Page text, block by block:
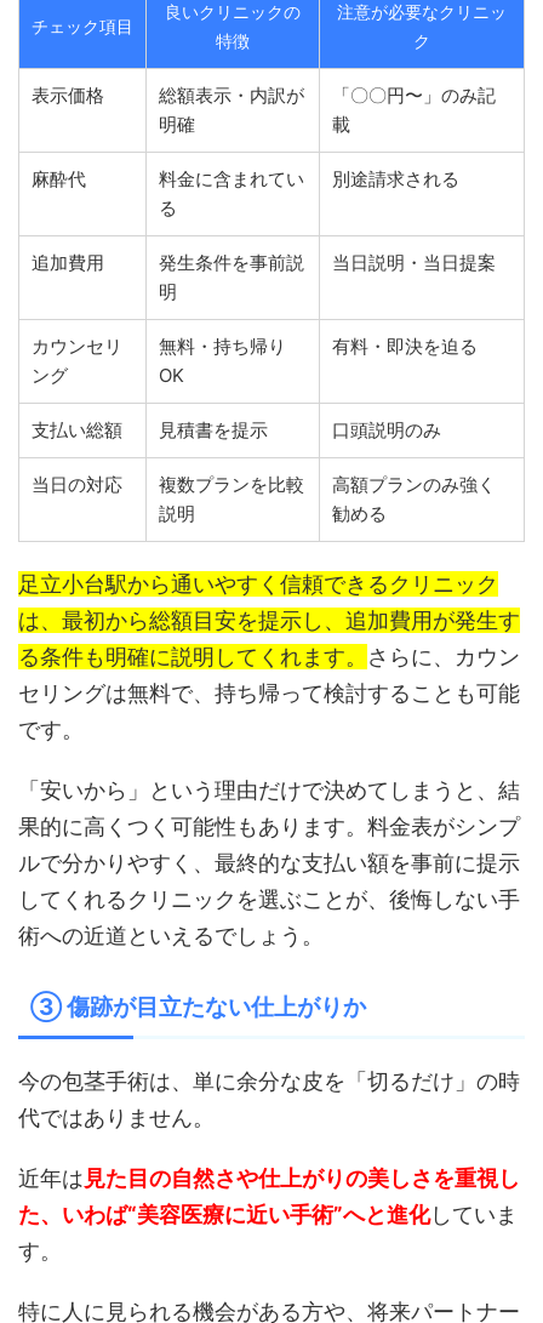
チェック項目
良いクリニックの
特徴
注意が必要なクリニッ
ク
表示価格
総額表示・内訳が
明確
「〇〇円〜」のみ記
載
麻酔代
料金に含まれてい
る
別途請求される
追加費用
発生条件を事前説
明
当日説明・当日提案
カウンセリ
ング
無料・持ち帰り
OK
有料・即決を迫る
支払い総額 見積書を提示 口頭説明のみ
当日の対応
複数プランを比較
説明
高額プランのみ強く
勧める
足立小台駅から通いやすく信頼できるクリニック
は、最初から総額目安を提示し、追加費用が発生す
る条件も明確に説明してくれます。 さらに、カウン
セリングは無料で、持ち帰って検討することも可能
です。
「安いから」という理由だけで決めてしまうと、結
果的に高くつく可能性もあります。料金表がシンプ
ルで分かりやすく、最終的な支払い額を事前に提示
してくれるクリニックを選ぶことが、後悔しない手
術への近道といえるでしょう。
③ 傷跡が目立たない仕上がりか
今の包茎手術は、単に余分な皮を「切るだけ」の時
代ではありません。
近年は見た目の自然さや仕上がりの美しさを重視し
た、いわば“美容医療に近い手術”へと進化していま
す。
特に人に見られる機会がある方や、将来パートナー